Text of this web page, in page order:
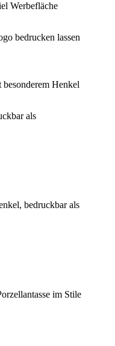
Werbefläche
besonderem Henkel